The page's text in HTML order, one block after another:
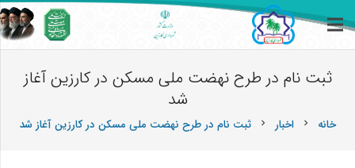
ثبت نام در طرح نهضت ملی مسکن در کارزین آغاز
شد
خانه chevron_right اخبار chevron_right ثبت نام در طرح نهضت ملی مسکن در کارزین آغاز شد